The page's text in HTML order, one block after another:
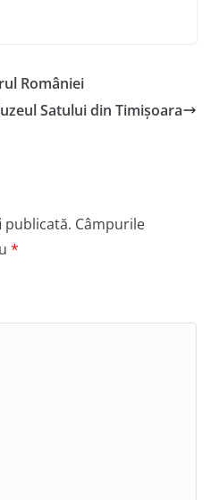
României
Satului din Timișoara
publicată. Câmpurile
*